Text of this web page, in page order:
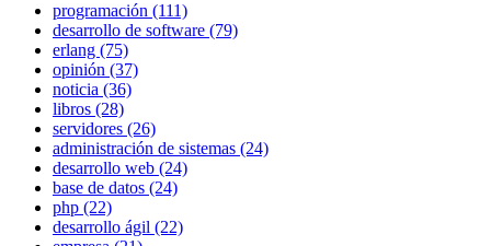
programación (111)
desarrollo de software (79)
erlang (75)
opinión (37)
noticia (36)
libros (28)
servidores (26)
administración de sistemas (24)
desarrollo web (24)
base de datos (24)
php (22)
desarrollo ágil (22)